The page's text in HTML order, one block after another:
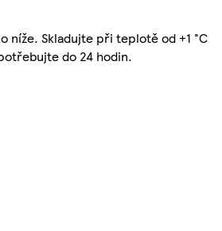
níže. Skladujte při teplotě od +1 °C
do 24 hodin.